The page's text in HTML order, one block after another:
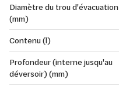
Diamètre du trou d'évacuation
(mm)
Contenu (l)
Profondeur (interne jusqu'au
déversoir) (mm)